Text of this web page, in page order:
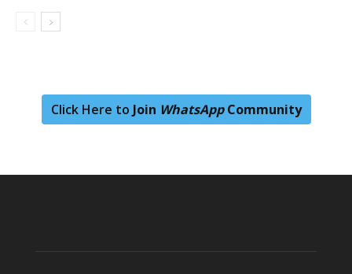
Click Here to Join WhatsAppCommunity